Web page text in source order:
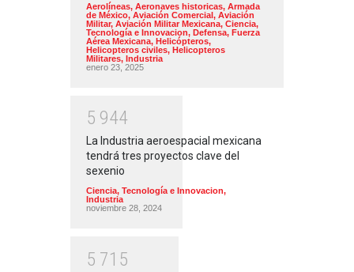
Aerolíneas, Aeronaves historicas, Armada
de México, Aviación Comercial, Aviación
Militar, Aviación Militar Mexicana, Ciencia,
Tecnología e Innovacion, Defensa, Fuerza
Aérea Mexicana, Helicópteros,
Helicopteros civiles, Helicopteros
Militares, Industria
enero 23, 2025
5 944
La Industria aeroespacial mexicana
tendrá tres proyectos clave del
sexenio
Ciencia, Tecnología e Innovacion,
Industria
noviembre 28, 2024
5 71 5